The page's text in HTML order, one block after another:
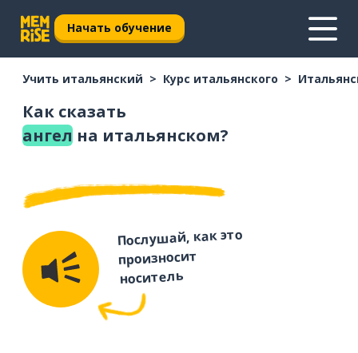
Начать обучение
Учить итальянский Курс итальянского
Как сказать
ангел на итальянском?
Послушай, как это
произносит
носитель